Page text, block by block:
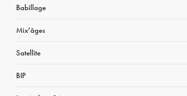
Babillage
Mix’âges
Satellite
BIP